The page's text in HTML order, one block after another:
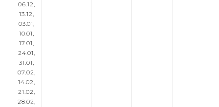
06.12,
13.12,
03.01,
10.01,
17.01,
24.01,
31.01,
07.02,
14.02,
21.02,
28.02,